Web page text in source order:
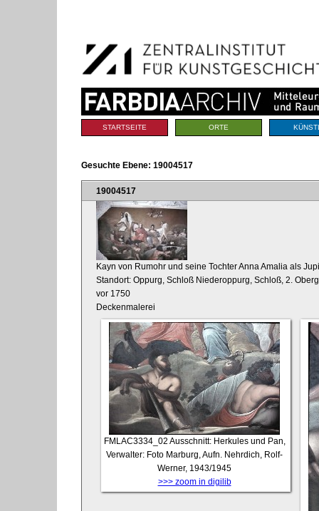
Navigation
Sektionen
STARTSEITE ORTE
Gesuchte Ebene: 19004517
19004517
Kayn von Rumohr und seine Tochter Anna Amalia als
Standort: Oppurg, Schloß Niederoppurg, Schloß, 2.
vor 1750
Deckenmalerei
FMLAC3334_02 Ausschnitt: Herkules und Pan,
Verwalter: Foto Marburg, Aufn. Nehrdich, Rolf-
Werner, 1943/1945
>>> zoom in digilib